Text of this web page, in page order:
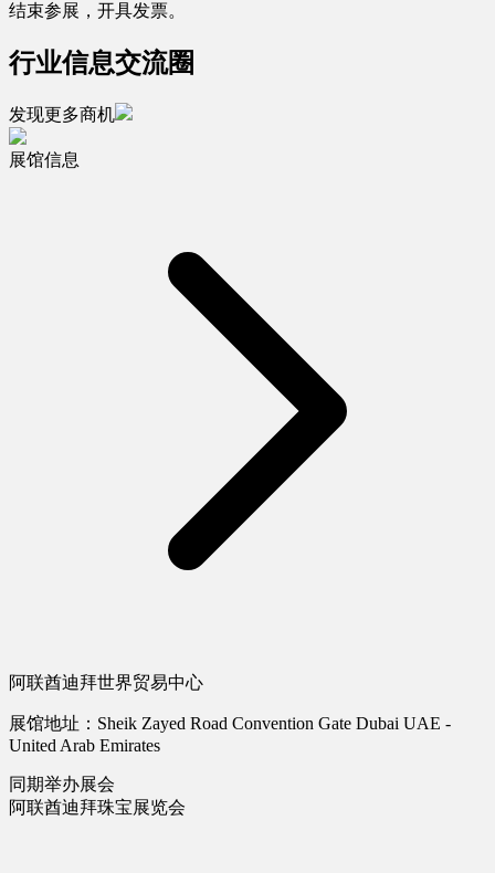
结束参展，开具发票。
行业信息交流圈
发现更多商机
展馆信息
阿联酋迪拜世界贸易中心
展馆地址：Sheik Zayed Road Convention Gate Dubai UAE -
United Arab Emirates
同期举办展会
阿联酋迪拜珠宝展览会